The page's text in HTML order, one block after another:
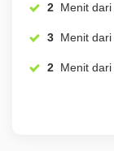
2
3
2